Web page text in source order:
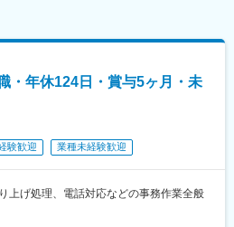
・年休124日・賞与5ヶ月・未
験歓迎 業種未経験歓迎
上げ処理、電話対応などの事務作業全般